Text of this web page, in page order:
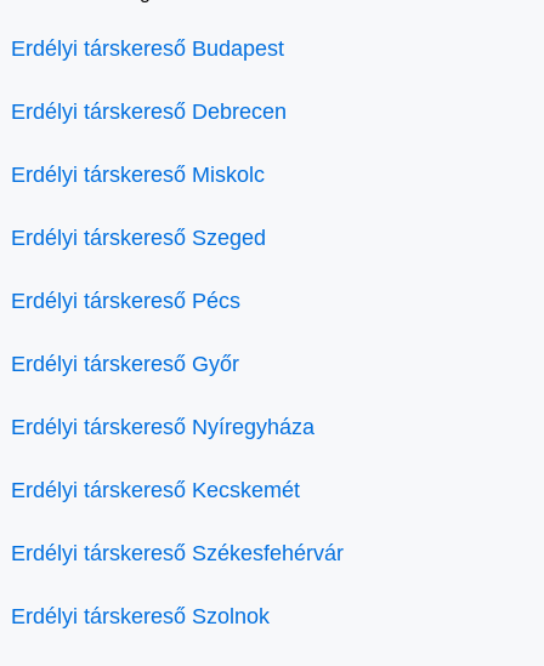
Erdélyi társkereső Budapest
Erdélyi társkereső Debrecen
Erdélyi társkereső Miskolc
Erdélyi társkereső Szeged
Erdélyi társkereső Pécs
Erdélyi társkereső Győr
Erdélyi társkereső Nyíregyháza
Erdélyi társkereső Kecskemét
Erdélyi társkereső Székesfehérvár
Erdélyi társkereső Szolnok